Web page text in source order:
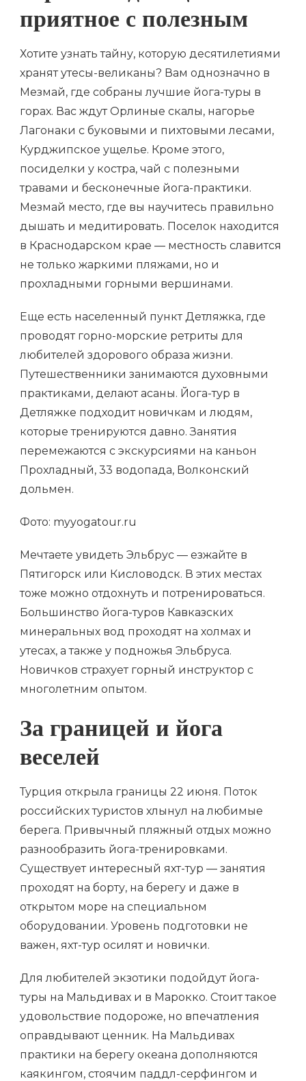
приятное с полезным
Хотите узнать тайну, которую десятилетиями
хранят утесы-великаны? Вам однозначно в
Мезмай, где собраны лучшие йога-туры в
горах. Вас ждут Орлиные скалы, нагорье
Лагонаки с буковыми и пихтовыми лесами,
Курджипское ущелье. Кроме этого,
посиделки у костра, чай с полезными
травами и бесконечные йога-практики.
Мезмай место, где вы научитесь правильно
дышать и медитировать. Поселок находится
в Краснодарском крае — местность славится
не только жаркими пляжами, но и
прохладными горными вершинами.
Еще есть населенный пункт Детляжка, где
проводят горно-морские ретриты для
любителей здорового образа жизни.
Путешественники занимаются духовными
практиками, делают асаны. Йога-тур в
Детляжке подходит новичкам и людям,
которые тренируются давно. Занятия
перемежаются с экскурсиями на каньон
Прохладный, 33 водопада, Волконский
дольмен.
Фото: myyogatour.ru
Мечтаете увидеть Эльбрус — езжайте в
Пятигорск или Кисловодск. В этих местах
тоже можно отдохнуть и потренироваться.
Большинство йога-туров Кавказских
минеральных вод проходят на холмах и
утесах, а также у подножья Эльбруса.
Новичков страхует горный инструктор с
многолетним опытом.
За границей и йога
веселей
Турция открыла границы 22 июня. Поток
российских туристов хлынул на любимые
берега. Привычный пляжный отдых можно
разнообразить йога-тренировками.
Существует интересный яхт-тур — занятия
проходят на борту, на берегу и даже в
открытом море на специальном
оборудовании. Уровень подготовки не
важен, яхт-тур осилят и новички.
Для любителей экзотики подойдут йога-
туры на Мальдивах и в Марокко. Стоит такое
удовольствие подороже, но впечатления
оправдывают ценник. На Мальдивах
практики на берегу океана дополняются
каякингом, стоячим паддл-серфингом и